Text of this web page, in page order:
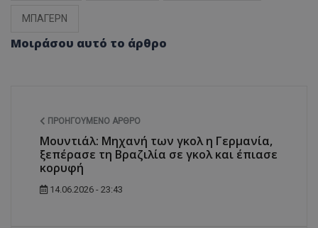
ΜΠΑΓΕΡΝ
Μοιράσου αυτό το άρθρο
ΠΡΟΗΓΟΎΜΕΝΟ ΆΡΘΡΟ
Μουντιάλ: Μηχανή των γκολ η Γερμανία,
ξεπέρασε τη Βραζιλία σε γκολ και έπιασε
κορυφή
14.06.2026 - 23:43